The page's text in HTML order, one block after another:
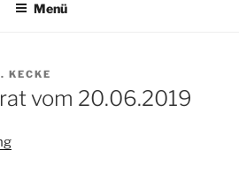
Menü
KECKE
vom 20.06.2019